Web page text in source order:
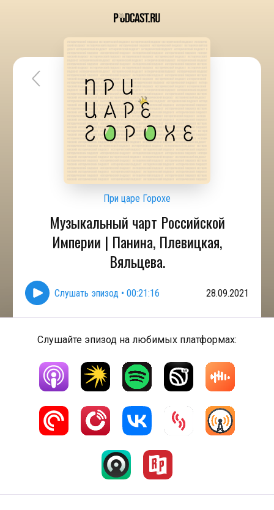
При царе Горохе
Музыкальный чарт Российской
Империи | Панина, Плевицкая,
Вяльцева.
Слушать эпизод • 00:21:16 28.09.2021
Слушайте эпизод на любимых платформах: